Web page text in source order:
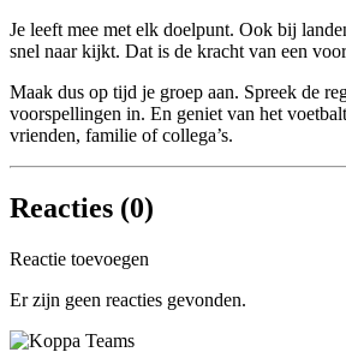
Je leeft mee met elk doelpunt. Ook bij
snel naar kijkt. Dat is de kracht van een
Maak dus op tijd je groep aan. Spreek de
voorspellingen in. En geniet van het
vrienden, familie of collega’s.
Reacties (0)
Reactie toevoegen
Er zijn geen reacties gevonden.